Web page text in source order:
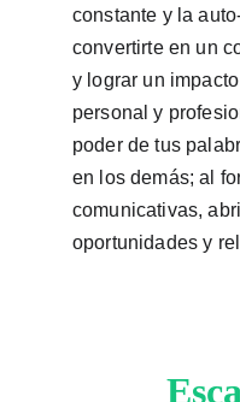
constante y la
convertirte en un
y lograr un
personal y
poder de tus
en los demás; al
comunicativas,
oportunidades y